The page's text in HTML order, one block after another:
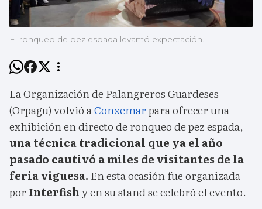
El ronqueo de pez espada levantó expectación.
La Organización de Palangreros Guardeses
(Orpagu) volvió aConxemarpara ofrecer una
exhibición en directo de ronqueo de pez espada,
una técnica tradicional que ya el año
pasado cautivó a miles de visitantes de la
feria viguesa. En esta ocasión fue organizada
porInterfishy en su stand se celebró el evento.